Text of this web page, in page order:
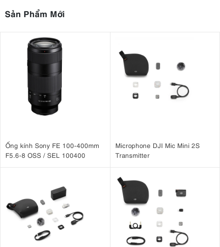
Sản Phẩm Mới
Ống kính Sony FE 100-400mm
F5.6-8 OSS / SEL 100400
Microphone DJI Mic Mini 2S
Transmitter